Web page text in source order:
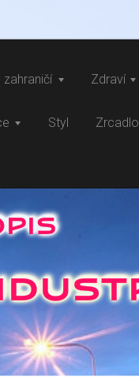
zahraničí Zdraví
Styl Zrcadlo